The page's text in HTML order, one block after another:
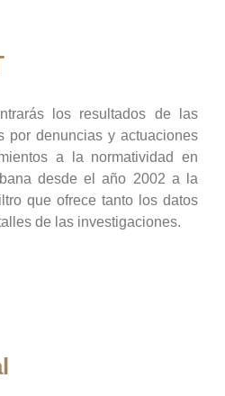
los resultados de las
por denuncias y actuaciones
a la normatividad en
desde el año 2002 a la
que ofrece tanto los datos
de las investigaciones.